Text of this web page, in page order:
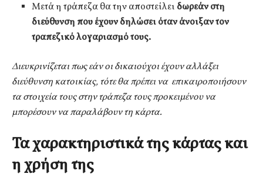
Μετά η τράπεζα θα την αποστείλει δωρεάν στη
διεύθυνση που έχουν δηλώσει όταν άνοιξαν τον
τραπεζικό λογαριασμό τους.
Διευκρινίζεται πως εάν οι δικαιούχοι έχουν αλλάξει
διεύθυνση κατοικίας, τότε θα πρέπει να επικαιροποιήσουν
τα στοιχεία τους στην τράπεζα τους προκειμένου να
μπορέσουν να παραλάβουν τη κάρτα.
Τα χαρακτηριστικά της κάρτας και
η χρήση της